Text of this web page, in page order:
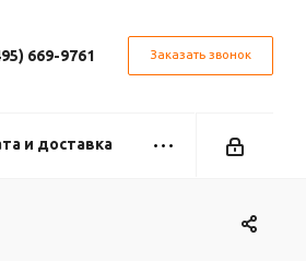
669-9761 Заказать звонок
и доставка